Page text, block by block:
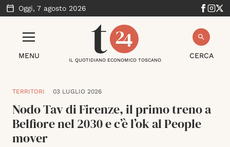
Oggi, 7 agosto 2026
MENU CERCA
IL QUOTIDIANO ECONOMICO TOSCANO
TERRITORI 03 LUGLIO 2026
Nodo Tav di Firenze, il primo treno a
Belfiore nel 2030 e c’è l’ok al People
mover